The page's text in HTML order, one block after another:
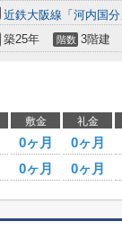
近鉄大阪線 「 河内国分
築25年 階数 3階建
敷金 礼金
0ヶ月 0ヶ月
0ヶ月 0ヶ月